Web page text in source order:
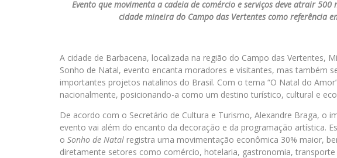
Evento que movimenta a cadeia de comércio e serviços deve atrair
cidade mineira do Campo das Vertentes como referência
A cidade de Barbacena, localizada na região do Campo das Vertentes,
Sonho de Natal, evento encanta moradores e visitantes, mas também
importantes projetos natalinos do Brasil. Com o tema “O Natal do
nacionalmente, posicionando-a como um destino turístico, cultural e
De acordo com o Secretário de Cultura e Turismo, Alexandre Braga, o
evento vai além do encanto da decoração e da programação artística.
o Sonho de Natal registra uma movimentação econômica 30% maior,
diretamente setores como comércio, hotelaria, gastronomia, transporte